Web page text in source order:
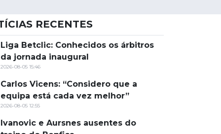
Agenda
Vídeos
Notícias
MatchStories
RECENTES
Liga Betclic: Conhecidos os árbitros
da jornada inaugural
2026-08-05 15:46
Carlos Vicens: “Considero que a
equipa está cada vez melhor”
2026-08-05 12:55
Ivanovic e Aursnes ausentes do